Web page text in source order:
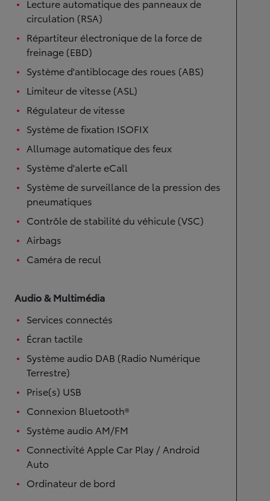
Lecture automatique des panneaux de
circulation (RSA)
Répartiteur électronique de la force de
freinage (EBD)
Système d'antiblocage des roues (ABS)
Limiteur de vitesse (ASL)
Régulateur de vitesse
Système de fixation ISOFIX
Allumage automatique des feux
Système d'alerte eCall
Système de surveillance de la pression des
pneumatiques
Contrôle de stabilité du véhicule (VSC)
Airbags
Caméra de recul
Audio & Multimédia
Services connectés
Écran tactile
Système audio DAB (Radio Numérique
Terrestre)
Prise(s) USB
Connexion Bluetooth®
Système audio AM/FM
Connectivité Apple Car Play / Android
Auto
Ordinateur de bord